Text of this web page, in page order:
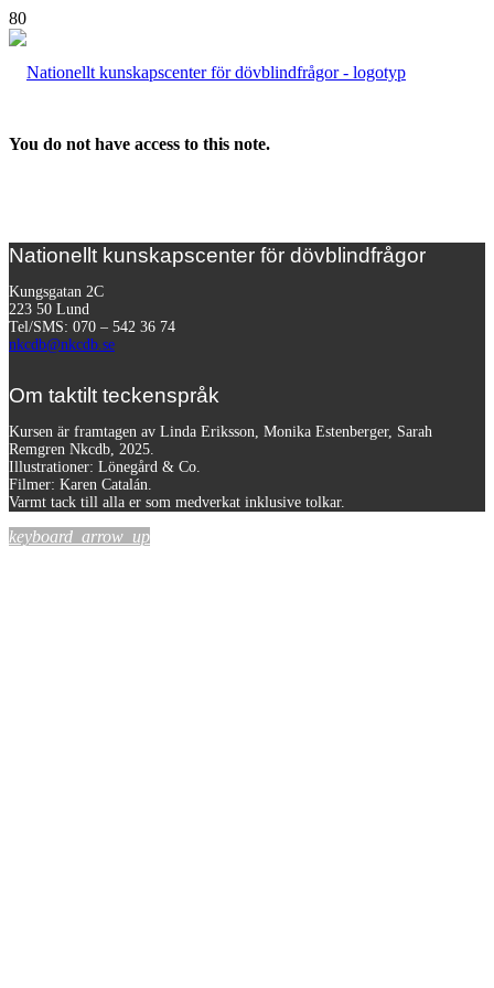
You do not have access to this note.
Nationellt kunskapscenter för dövblindfrågor
Kungsgatan 2C
223 50 Lund
Tel/SMS: 070 – 542 36 74
nkcdb@nkcdb.se
Om taktilt teckenspråk
Kursen är framtagen av Linda Eriksson, Monika Estenberger, Sarah
Remgren Nkcdb, 2025.
Illustrationer: Lönegård & Co.
Filmer: Karen Catalán.
Varmt tack till alla er som medverkat inklusive tolkar.
keyboard_arrow_up